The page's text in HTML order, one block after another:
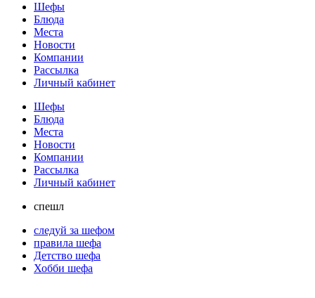
Шефы
Блюда
Места
Новости
Компании
Рассылка
Личный кабинет
Шефы
Блюда
Места
Новости
Компании
Рассылка
Личный кабинет
спешл
следуй за шефом
правила шефа
Детство шефа
Хобби шефа